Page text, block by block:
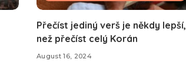
Přečíst jediný verš je někdy lepší,
než přečíst celý Korán
August 16, 2024